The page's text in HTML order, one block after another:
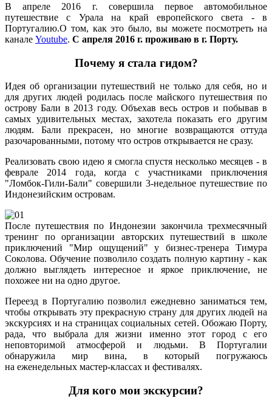
В апреле 2016 г. совершила первое автомобильное
путешествие с Урала на край европейского света - в
Португалию.О том, как это было, вы можете посмотреть на
канале Youtube. С апреля 2016 г. проживаю в г. Порту.
Почему я стала гидом?
Идея об организации путешествий не только для себя, но и
для других людей родилась после майского путешествия по
острову Бали в 2013 году. Объехав весь остров и побывав в
самых удивительных местах, захотела показать его другим
людям. Бали прекрасен, но многие возвращаются оттуда
разочарованными, потому что остров открывается не сразу.
Реализовать свою идею я смогла спустя несколько месяцев - в
феврале 2014 года, когда с участниками приключения
"Ломбок-Гили-Бали" совершили 3-недельное путешествие по
Индонезийским островам.
После путешествия по Индонезии закончила трехмесячный
тренинг по организации авторских путешествий в школе
приключений "Мир ощущений" у бизнес-тренера Тимура
Соколова. Обучение позволило создать полную картину - как
должно выглядеть интересное и яркое приключение, не
похожее ни на одно другое.
Переезд в Португалию позволил ежедневно заниматься тем,
чтобы открывать эту прекрасную страну для других людей на
экскурсиях и на страницах социальных сетей. Обожаю Порту,
рада, что выбрала для жизни именно этот город с его
неповторимой атмосферой и людьми. В Португалии
обнаружила мир вина, в который погружаюсь
на еженедельных мастер-классах и фестивалях.
Для кого мои экскурсии?